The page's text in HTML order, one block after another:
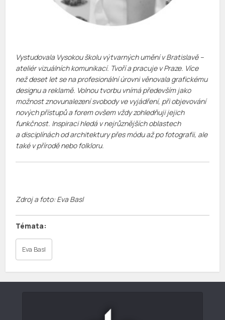
Vystudovala Vysokou školu výtvarných umění v Bratislavě –
ateliér vizuálních komunikací. Tvoří a pracuje v Praze. Více
než deset let se na profesionální úrovni věnovala grafickému
designu a reklamě. Volnou tvorbu vnímá především jako
možnost znovunalezení svobody ve vyjádření, při objevování
nových přístupů a forem ovšem vždy zohledňuji jejich
funkčnost. Inspiraci hledá v nejrůznějších oblastech
a disciplínách od architektury přes módu až po fotografii, ale
také v přírodě nebo folkloru.
Zdroj a foto: Eva Basl
Eva Basl